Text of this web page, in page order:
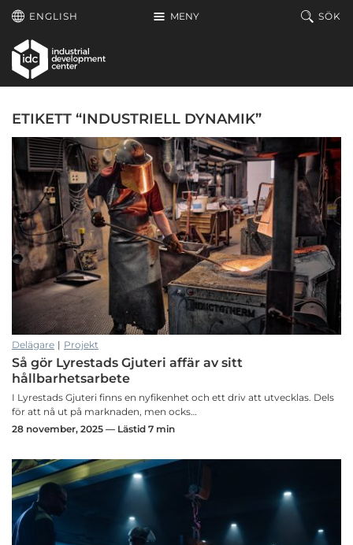
Hoppa till huvudinnehållet
MENY
ENGLISH SÖK
ETIKETT “INDUSTRIELL DYNAMIK”
Delägare | Projekt
Så gör Lyrestads Gjuteri affär av sitt
hållbarhetsarbete
I Lyrestads Gjuteri finns en nyfikenhet och ett driv att utvecklas. Dels
för att nå ut på marknaden, men ocks…
28 november, 2025 — Lästid 7 min